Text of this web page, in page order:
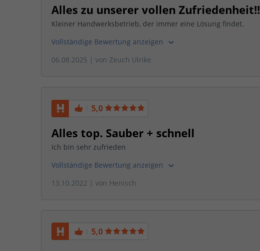
Alles zu unserer vollen Zufriedenheit!!
Kleiner Handwerksbetrieb, der immer eine Lösung findet.
Vollständige Bewertung anzeigen
06.08.2025 | von Zeuch Ulrike
5,0
Alles top. Sauber + schnell
Ich bin sehr zufrieden
Vollständige Bewertung anzeigen
13.10.2022 | von Henisch
5,0